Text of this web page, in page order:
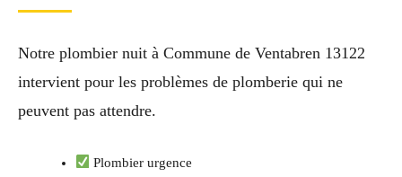
Notre plombier nuit à Commune de Ventabren 13122
intervient pour les problèmes de plomberie qui ne
peuvent pas attendre.
Plombier urgence